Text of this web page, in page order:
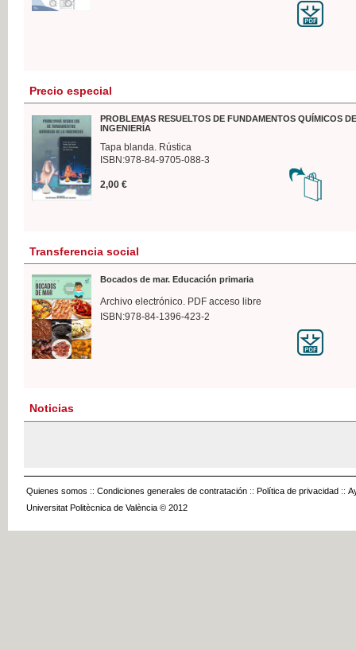
Precio especial
PROBLEMAS RESUELTOS DE FUNDAMENTOS QUÍMICOS
INGENIERÍA
Tapa blanda. Rústica
ISBN:978-84-9705-088-3
2,00 €
Transferencia social
Bocados de mar. Educación primaria
Archivo electrónico. PDF acceso libre
ISBN:978-84-1396-423-2
Noticias
Quienes somos :: Condiciones generales de contratación :: Política de privacidad ::
Universitat Politècnica de València © 2012